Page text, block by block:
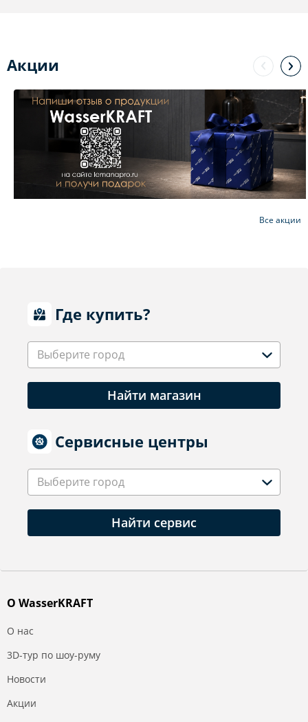
Акции
Все акции
Где купить?
Выберите город
Найти магазин
Сервисные центры
Выберите город
Найти сервис
О WasserKRAFT
О нас
3D-тур по шоу-руму
Новости
Акции